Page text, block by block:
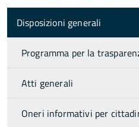
Disposizioni generali
Programma per la
Atti generali
Oneri informativi per